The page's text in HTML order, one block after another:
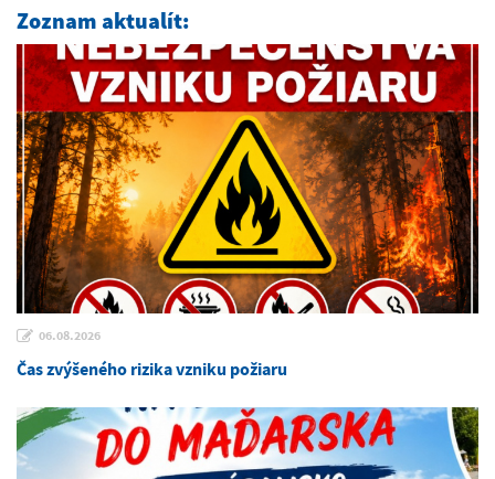
Zoznam aktualít:
06.08.2026
Čas zvýšeného rizika vzniku požiaru